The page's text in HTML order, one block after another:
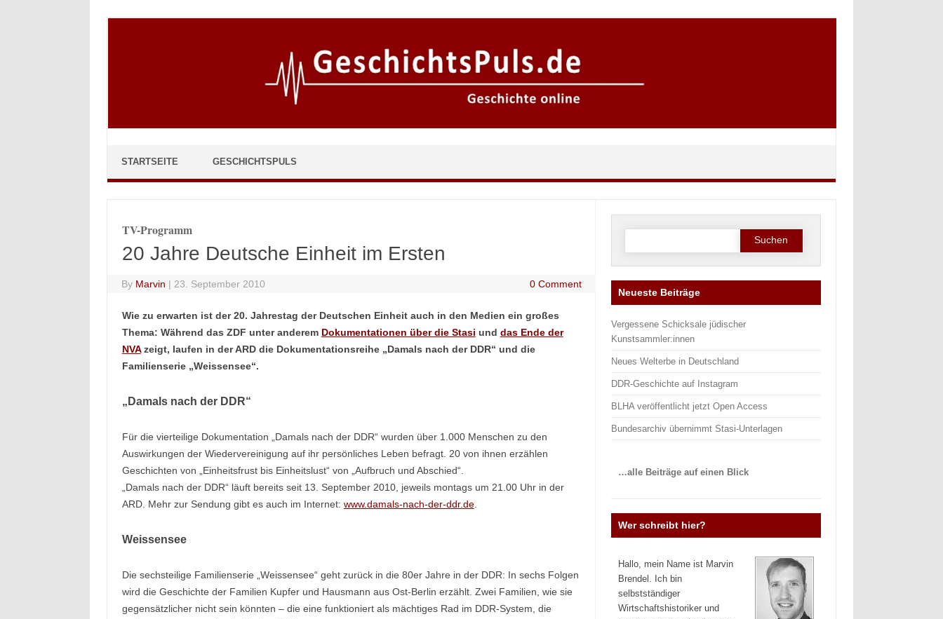
STARTSEITE GESCHICHTSPULS
TV-Programm
20 Jahre Deutsche Einheit im Ersten
By Marvin | 23. September 2010 0 Comment
Wie zu erwarten ist der 20. Jahrestag der Deutschen Einheit auch in den Medien ein großes
Thema: Während das ZDF unter anderem Dokumentationen über die Stasi und das Ende der
NVAzeigt, laufen in der ARD die Dokumentationsreihe „Damals nach der DDR“ und die
Familienserie „Weissensee“.
„Damals nach der DDR“
Für die vierteilige Dokumentation „Damals nach der DDR“ wurden über 1.000 Menschen zu den
Auswirkungen der Wiedervereinigung auf ihr persönliches Leben befragt. 20 von ihnen erzählen
Geschichten von „Einheitsfrust bis Einheitslust“ von „Aufbruch und Abschied“.
„Damals nach der DDR“ läuft bereits seit 13. September 2010, jeweils montags um 21.00 Uhr in der
ARD. Mehr zur Sendung gibt es auch im Internet: www.damals-nach-der-ddr.de.
Weissensee
Die sechsteilige Familienserie „Weissensee“ geht zurück in die 80er Jahre in der DDR: In sechs Folgen
wird die Geschichte der Familien Kupfer und Hausmann aus Ost-Berlin erzählt. Zwei Familien, wie sie
gegensätzlicher nicht sein könnten – die eine funktioniert als mächtiges Rad im DDR-System, die
Suche
Neueste Beiträge
Vergessene Schicksale jüdischer
Kunstsammler:innen
Neues Welterbe in Deutschland
DDR-Geschichte auf Instagram
BLHA veröffentlicht jetzt Open Access
Bundesarchiv übernimmt Stasi-Unterlagen
…alle Beiträge auf einen Blick
Wer schreibt hier?
Hallo, mein Name ist Marvin
Brendel. Ich bin
selbstständiger
Wirtschaftshistoriker und